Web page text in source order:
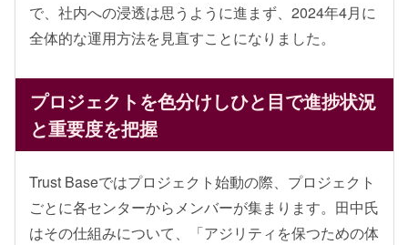
で、社内への浸透は思うように進まず、2024年4月に
全体的な運用方法を見直すことになりました。
プロジェクトを色分けしひと目で進捗状況
と重要度を把握
Trust Baseではプロジェクト始動の際、プロジェクト
ごとに各センターからメンバーが集まります。田中氏
はその仕組みについて、「アジリティを保つための体